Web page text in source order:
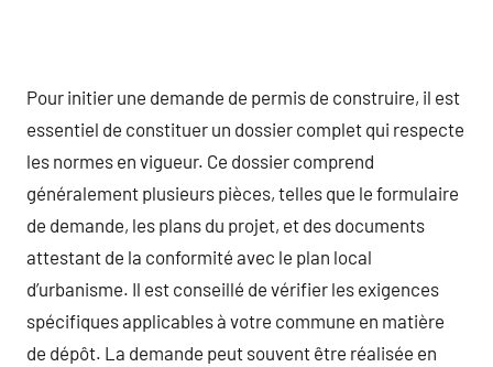
Pour initier une demande de permis de construire, il est
essentiel de constituer un dossier complet qui respecte
les normes en vigueur. Ce dossier comprend
généralement plusieurs pièces, telles que le formulaire
de demande, les plans du projet, et des documents
attestant de la conformité avec le plan local
d’urbanisme. Il est conseillé de vérifier les exigences
spécifiques applicables à votre commune en matière
de dépôt. La demande peut souvent être réalisée en